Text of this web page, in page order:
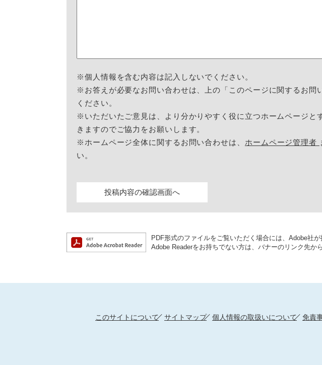
※個人情報を含む内容は記入しないでください。
※お答えが必要なお問い合わせは、上の「このページに関するお問
ください。
※いただいたご意見は、より分かりやすく役に立つホームページと
きますのでご協力をお願いします。
※ホームページ全体に関するお問い合わせは、 ホームページ管理者
い。
PDF形式のファイルをご覧いただく場合には、Adobe社が
Adobe Readerをお持ちでない方は、バナーのリンク先か
このサイトについて サイトマップ 個人情報の取扱いについて 免責